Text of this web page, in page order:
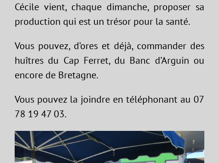
Cécile vient, chaque dimanche, proposer sa
production qui est un trésor pour la santé.
Vous pouvez, d’ores et déjà, commander des
huîtres du Cap Ferret, du Banc d’Arguin ou
encore de Bretagne.
Vous pouvez la joindre en téléphonant au 07
78 19 47 03.